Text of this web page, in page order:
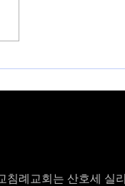
침례교회는 산호세 실